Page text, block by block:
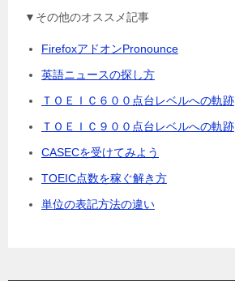
▼その他のオススメ記事
FirefoxアドオンPronounce
英語ニュースの探し方
ＴＯＥＩＣ６００点台レベルへの軌跡
ＴＯＥＩＣ９００点台レベルへの軌跡
CASECを受けてみよう
TOEIC点数を稼ぐ解き方
単位の表記方法の違い